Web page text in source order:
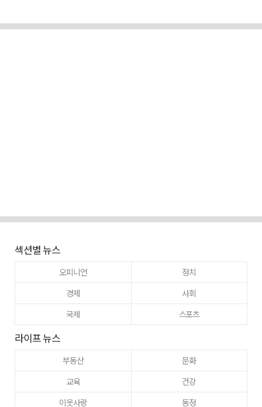
섹션별 뉴스
오피니언
정치
경제
사회
국제
스포츠
라이프 뉴스
부동산
문화
교육
건강
이웃사랑
동정